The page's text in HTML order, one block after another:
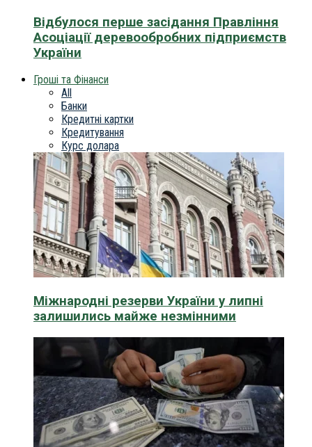
Відбулося перше засідання Правління
Асоціації деревообробних підприємств
України
Гроші та Фінанси
All
Банки
Кредитні картки
Кредитування
Курс долара
Міжнародні резерви України у липні
залишились майже незмінними